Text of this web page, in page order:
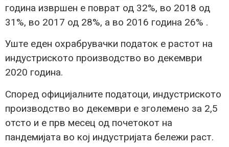
година извршен е поврат од 32%, во 2018 од
31%, во 2017 од 28%, а во 2016 година 26% .
Уште еден охрабрувачки податок е растот на
индустриското производство во декември
2020 година.
Според официјалните податоци, индустриското
производство во декември е зголемено за 2,5
отсто и е прв месец од почетокот на
пандемијата во кој индустријата бележи раст.